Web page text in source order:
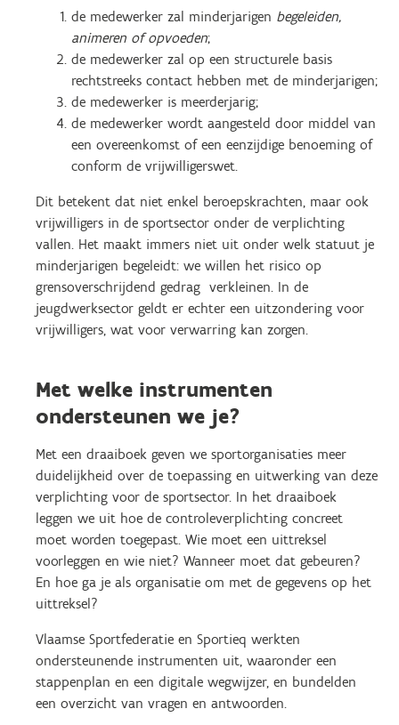
de medewerker zal minderjarigen begeleiden,
animeren of opvoeden;
de medewerker zal op een structurele basis
rechtstreeks contact hebben met de minderjarigen;
de medewerker is meerderjarig;
de medewerker wordt aangesteld door middel van
een overeenkomst of een eenzijdige benoeming of
conform de vrijwilligerswet.
Dit betekent dat niet enkel beroepskrachten, maar ook
vrijwilligers in de sportsector onder de verplichting
vallen. Het maakt immers niet uit onder welk statuut je
minderjarigen begeleidt: we willen het risico op
grensoverschrijdend gedrag verkleinen. In de
jeugdwerksector geldt er echter een uitzondering voor
vrijwilligers, wat voor verwarring kan zorgen.
Met welke instrumenten
ondersteunen we je?
Met een draaiboek geven we sportorganisaties meer
duidelijkheid over de toepassing en uitwerking van deze
verplichting voor de sportsector. In het draaiboek
leggen we uit hoe de controleverplichting concreet
moet worden toegepast. Wie moet een uittreksel
voorleggen en wie niet? Wanneer moet dat gebeuren?
En hoe ga je als organisatie om met de gegevens op het
uittreksel?
Vlaamse Sportfederatie en Sportieq werkten
ondersteunende instrumenten uit, waaronder een
stappenplan en een digitale wegwijzer, en bundelden
een overzicht van vragen en antwoorden.